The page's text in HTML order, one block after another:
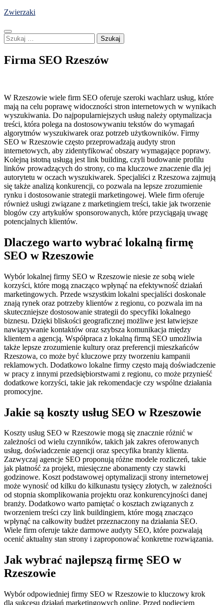
Skip
content
Zwierzaki
Szukaj:
Firma SEO Rzeszów
W Rzeszowie wiele firm SEO oferuje szeroki wachlarz usług, które
mają na celu poprawę widoczności stron internetowych w wynikach
wyszukiwania. Do najpopularniejszych usług należy optymalizacja
treści, która polega na dostosowywaniu tekstów do wymagań
algorytmów wyszukiwarek oraz potrzeb użytkowników. Firmy
SEO w Rzeszowie często przeprowadzają audyty stron
internetowych, aby zidentyfikować obszary wymagające poprawy.
Kolejną istotną usługą jest link building, czyli budowanie profilu
linków prowadzących do strony, co ma kluczowe znaczenie dla jej
autorytetu w oczach wyszukiwarek. Specjaliści z Rzeszowa zajmują
się także analizą konkurencji, co pozwala na lepsze zrozumienie
rynku i dostosowanie strategii marketingowej. Wiele firm oferuje
również usługi związane z marketingiem treści, takie jak tworzenie
blogów czy artykułów sponsorowanych, które przyciągają uwagę
potencjalnych klientów.
Dlaczego warto wybrać lokalną firmę
SEO w Rzeszowie
Wybór lokalnej firmy SEO w Rzeszowie niesie ze sobą wiele
korzyści, które mogą znacząco wpłynąć na efektywność działań
marketingowych. Przede wszystkim lokalni specjaliści doskonale
znają rynek oraz potrzeby klientów z regionu, co pozwala im na
skuteczniejsze dostosowanie strategii do specyfiki lokalnego
biznesu. Dzięki bliskości geograficznej możliwe jest łatwiejsze
nawiązywanie kontaktów oraz szybsza komunikacja między
klientem a agencją. Współpraca z lokalną firmą SEO umożliwia
także lepsze zrozumienie kultury oraz preferencji mieszkańców
Rzeszowa, co może być kluczowe przy tworzeniu kampanii
reklamowych. Dodatkowo lokalne firmy często mają doświadczenie
w pracy z innymi przedsiębiorstwami z regionu, co może przynieść
dodatkowe korzyści, takie jak rekomendacje czy wspólne działania
promocyjne.
Jakie są koszty usług SEO w Rzeszowie
Koszty usług SEO w Rzeszowie mogą się znacznie różnić w
zależności od wielu czynników, takich jak zakres oferowanych
usług, doświadczenie agencji oraz specyfika branży klienta.
Zazwyczaj agencje SEO proponują różne modele rozliczeń, takie
jak płatność za projekt, miesięczne abonamenty czy stawki
godzinowe. Koszt podstawowej optymalizacji strony internetowej
może wynosić od kilku do kilkunastu tysięcy złotych, w zależności
od stopnia skomplikowania projektu oraz konkurencyjności danej
branży. Dodatkowo warto pamiętać o kosztach związanych z
tworzeniem treści czy link buildingiem, które mogą znacząco
wpłynąć na całkowity budżet przeznaczony na działania SEO.
Wiele firm oferuje także darmowe audyty SEO, które pozwalają
ocenić aktualny stan strony i zaproponować konkretne rozwiązania.
Jak wybrać najlepszą firmę SEO w
Rzeszowie
Wybór odpowiedniej firmy SEO w Rzeszowie to kluczowy krok
dla sukcesu działań marketingowych online. Przed podjęciem